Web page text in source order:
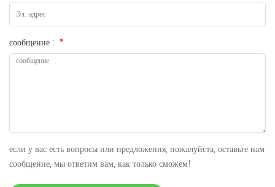
сообщение : *
если у вас есть вопросы или предложения, пожалуйста, оставьте нам
сообщение, мы ответим вам, как только сможем!